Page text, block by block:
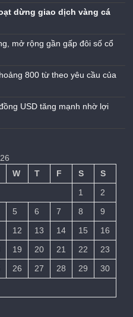
dừng giao dịch vàng cá
mở rộng gần gấp đôi số cổ
800 từ theo yêu cầu của
USD tăng mạnh nhờ lợi
W T F S
S
1
2
5 6 7 8
9
12 13 14 15
16
19 20 21 22
23
26 27 28 29
30